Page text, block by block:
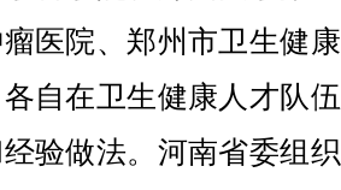
医院、郑州市卫生健
自在卫生健康人才队
验做法。河南省委组